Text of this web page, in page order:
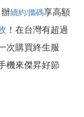
辦續約/攜碼享高額
！在台灣有超過
次購買終生服
機來傑昇好節